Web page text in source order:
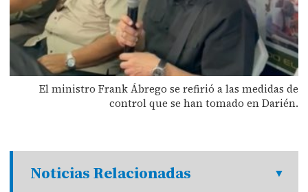
El ministro Frank Ábrego se refirió a las medidas de
control que se han tomado en Darién.
Noticias Relacionadas